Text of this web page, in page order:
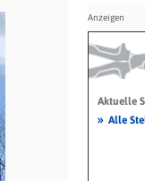
Aktuelle
» Alle